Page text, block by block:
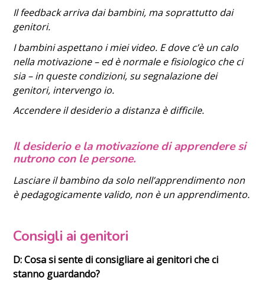
Il feedback arriva dai bambini, ma soprattutto dai
genitori.
I bambini aspettano i miei video. E dove c’è un calo
nella motivazione – ed è normale e fisiologico che ci
sia – in queste condizioni, su segnalazione dei
genitori, intervengo io.
Accendere il desiderio a distanza è difficile.
Ildesiderio e la motivazione di apprendere si
nutrono con le persone.
Lasciare il bambino da solo nell’apprendimento non
è pedagogicamente valido, non è un apprendimento.
Consigli ai genitori
D: Cosa si sente di consigliare ai genitori che ci
stanno guardando?